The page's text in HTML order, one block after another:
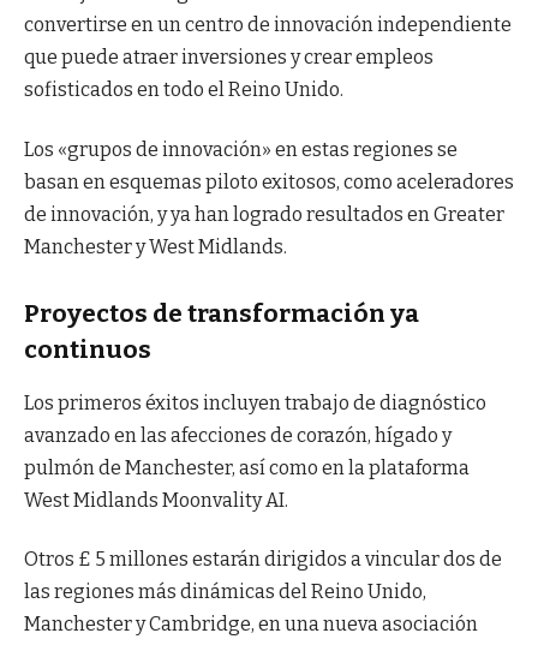
convertirse en un centro de innovación independiente
que puede atraer inversiones y crear empleos
sofisticados en todo el Reino Unido.
Los «grupos de innovación» en estas regiones se
basan en esquemas piloto exitosos, como aceleradores
de innovación, y ya han logrado resultados en Greater
Manchester y West Midlands.
Proyectos de transformación ya
continuos
Los primeros éxitos incluyen trabajo de diagnóstico
avanzado en las afecciones de corazón, hígado y
pulmón de Manchester, así como en la plataforma
West Midlands Moonvality AI.
Otros £ 5 millones estarán dirigidos a vincular dos de
las regiones más dinámicas del Reino Unido,
Manchester y Cambridge, en una nueva asociación